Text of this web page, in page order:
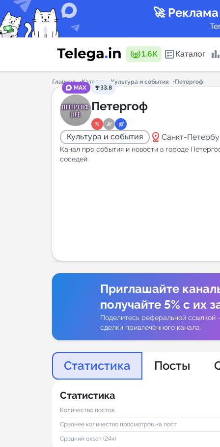
🚀
1.6K Каталог
Каталог
Горящие
Главная Каталог Культура и события
Петергоф
MAX
33.8
Петергоф
Культура и события distance Санкт-
Лен.обл
Канал про события и новости в городе
соседей.
Приглашайте
получайте 5% с их
Поделитесь реферальной ссылкой
сделки привлечённого канала.
Статистика Посты
Статистика
Количество постов
Среднее количество просмотров на пост
Средний охват (24ч)